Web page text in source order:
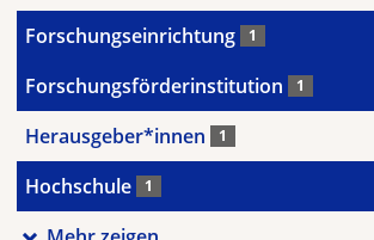
Forschungseinrichtung 1
Forschungsförderinstitution 1
Herausgeber*innen 1
Hochschule 1